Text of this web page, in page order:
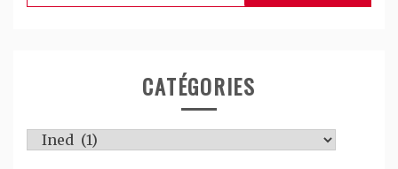
CATÉGORIES
Catégories